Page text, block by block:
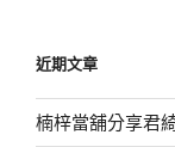
字:
近期文章
楠梓當舖分享君